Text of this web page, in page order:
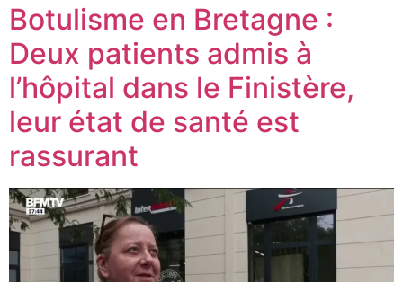
Botulisme en Bretagne :
Deux patients admis à
l’hôpital dans le Finistère,
leur état de santé est
rassurant